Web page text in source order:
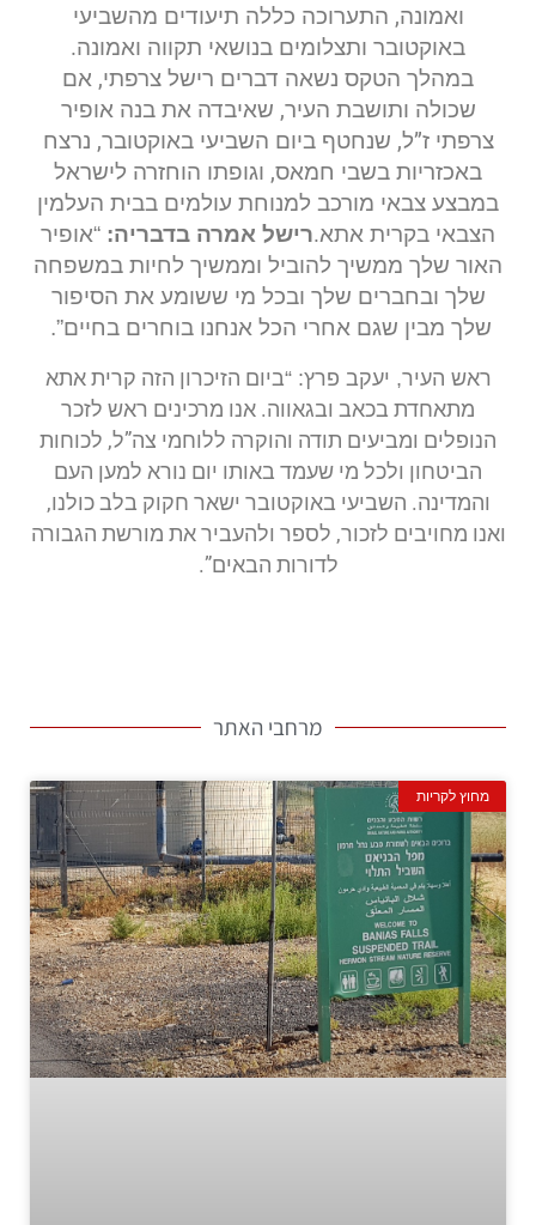
ואמונה, התערוכה כללה תיעודים מהשביעי
באוקטובר ותצלומים בנושאי תקווה ואמונה.
במהלך הטקס נשאה דברים רישל צרפתי, אם
שכולה ותושבת העיר, שאיבדה את בנה אופיר
צרפתי ז”ל, שנחטף ביום השביעי באוקטובר, נרצח
באכזריות בשבי חמאס, וגופתו הוחזרה לישראל
במבצע צבאי מורכב למנוחת עולמים בבית העלמין
הצבאי בקרית אתא.רישל אמרה בדבריה: “אופיר
האור שלך ממשיך להוביל וממשיך לחיות במשפחה
שלך ובחברים שלך ובכל מי ששומע את הסיפור
שלך מבין שגם אחרי הכל אנחנו בוחרים בחיים”.
ראש העיר, יעקב פרץ: “ביום הזיכרון הזה קרית אתא
מתאחדת בכאב ובגאווה. אנו מרכינים ראש לזכר
הנופלים ומביעים תודה והוקרה ללוחמי צה”ל, לכוחות
הביטחון ולכל מי שעמד באותו יום נורא למען העם
והמדינה. השביעי באוקטובר ישאר חקוק בלב כולנו,
ואנו מחויבים לזכור, לספר ולהעביר את מורשת הגבורה
לדורות הבאים”.
מרחבי האתר
מחוץ לקריות